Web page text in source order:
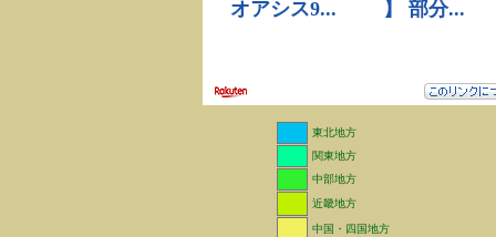
東北地方
関東地方
中部地方
近畿地方
中国・四国地方